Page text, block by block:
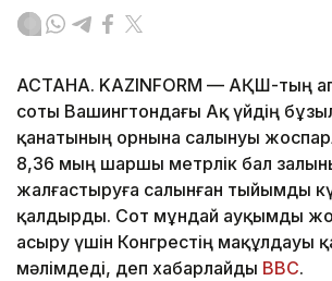
АСТАНА. KAZINFORM — АҚШ-тың
соты Вашингтондағы Ақ үйдің
қанатының орнына салынуы
8,36 мың шаршы метрлік бал
жалғастыруға салынған тыйымды
қалдырды. Сот мұндай ауқымды
асыру үшін Конгрестің мақұлдауы
мәлімдеді, деп хабарлайды BBC.